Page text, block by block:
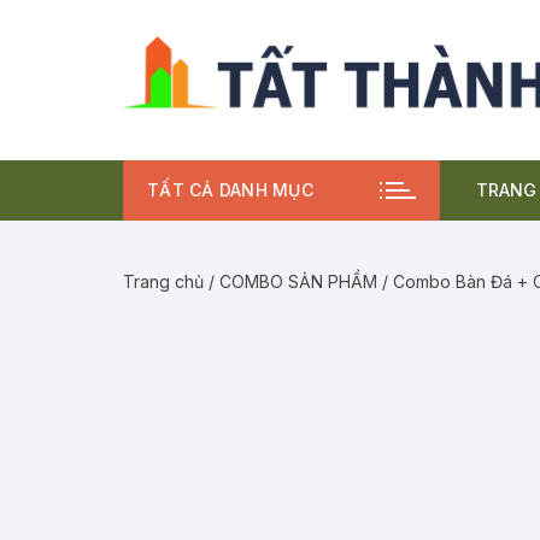
TẤT CẢ DANH MỤC TRANG
Trang chủ / COMBO SẢN PHẨM / Combo Bàn Đá +